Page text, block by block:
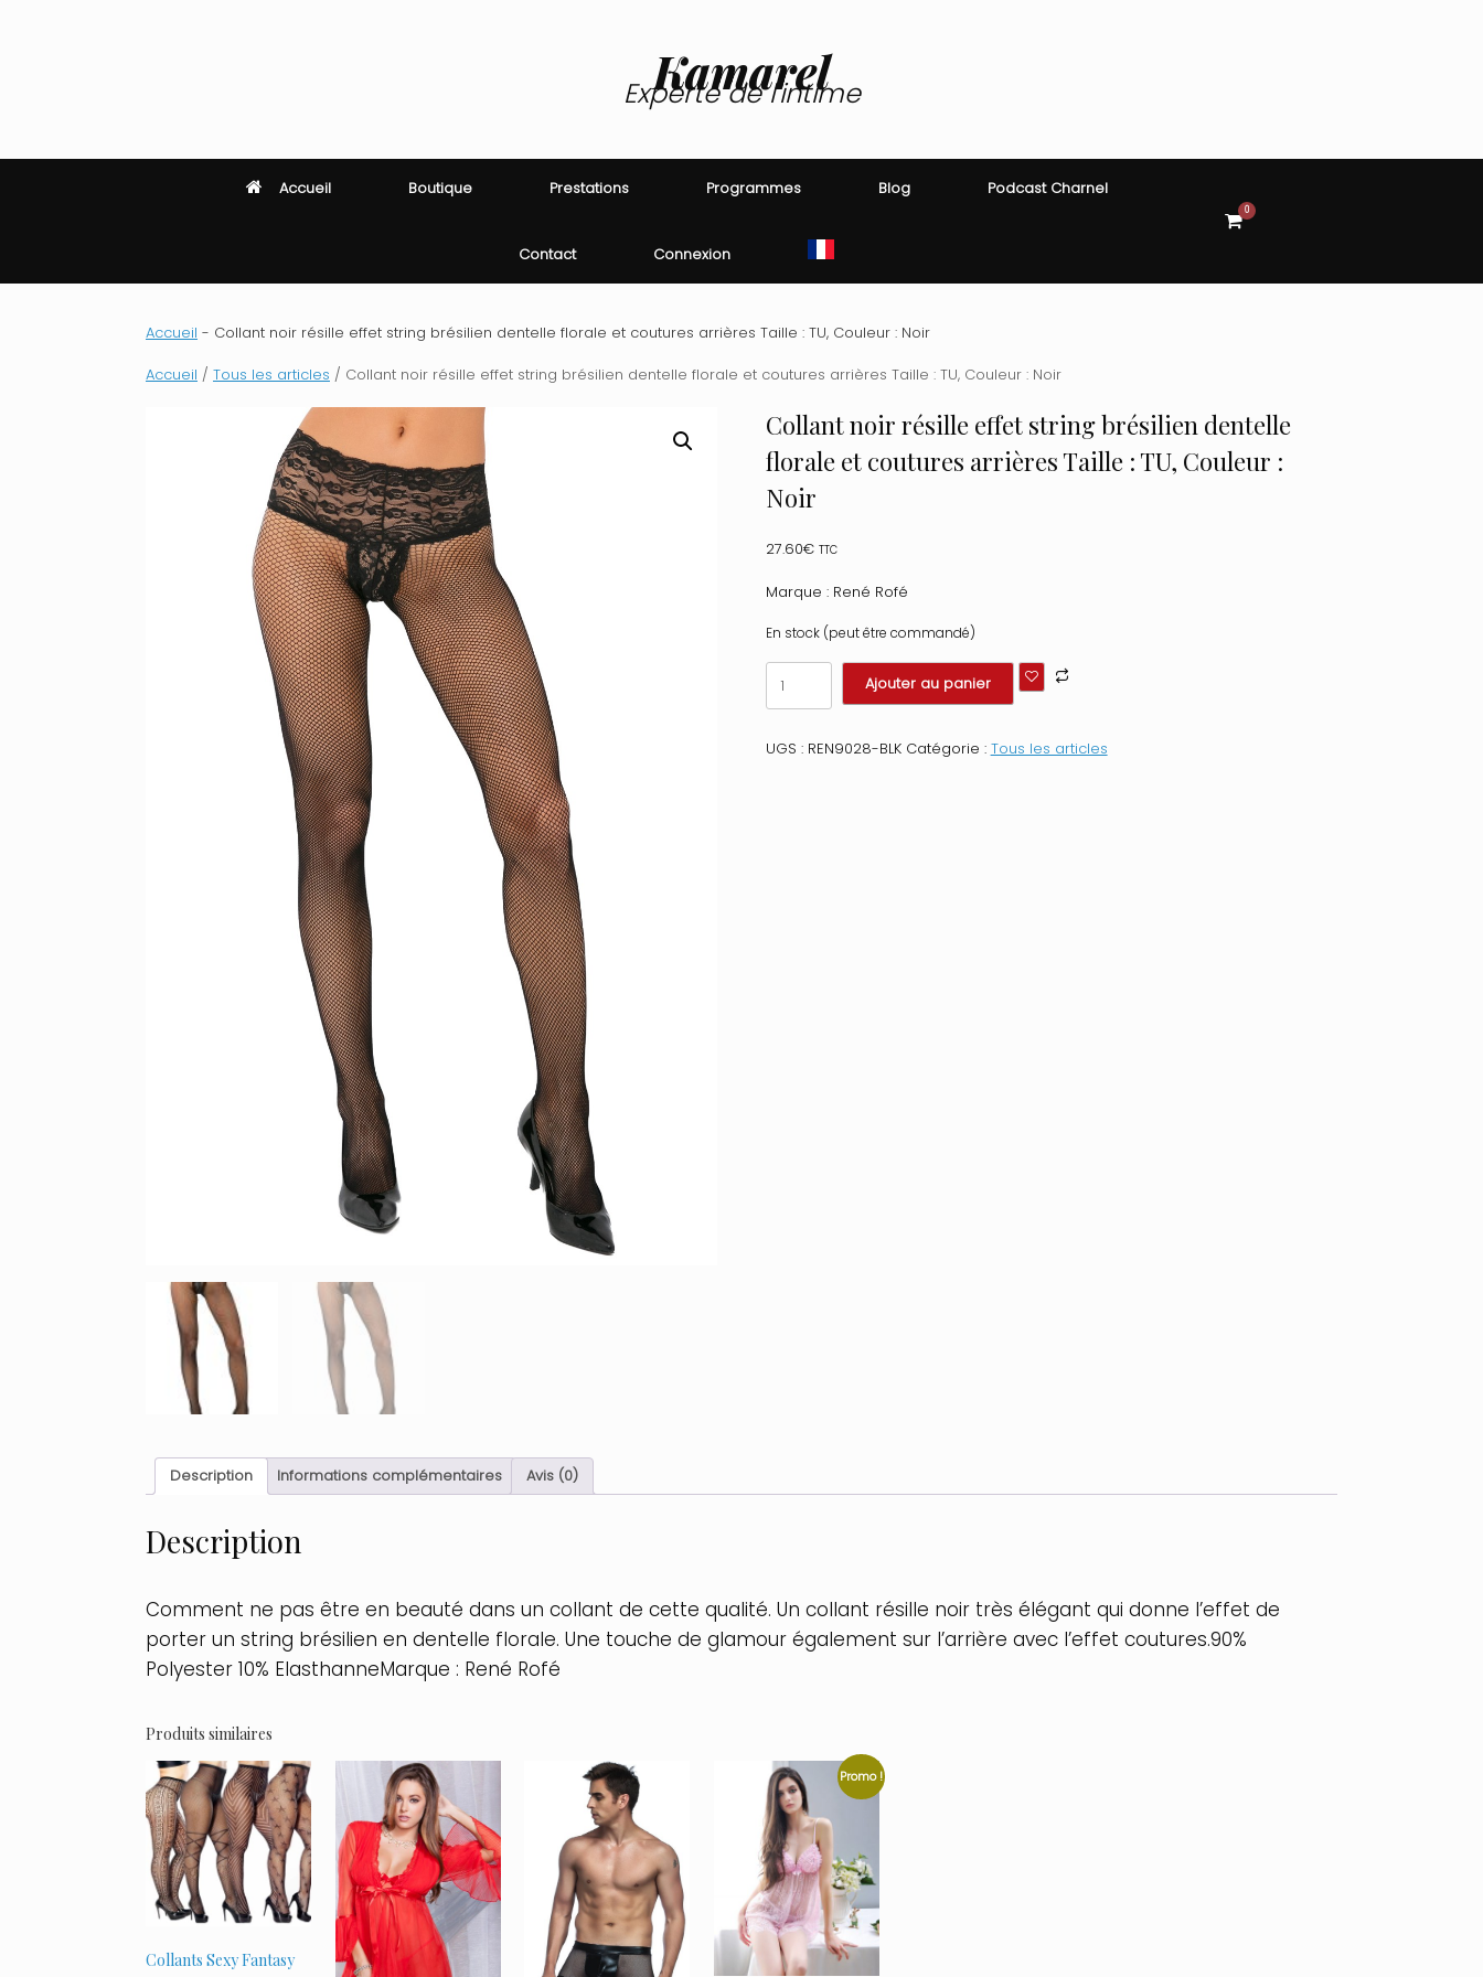
Kamarel
Experte de l'intime
Accueil Boutique Prestations Programmes Blog Podcast Charnel
Contact Connexion
View
shopping
0
Accueil - Collant noir résille effet string brésilien dentelle florale et coutures arrières Taille : TU, Couleur : Noir
Accueil / Tous les articles / Collant noir résille effet string brésilien dentelle florale et coutures arrières Taille : TU, Couleur : Noir
Collant noir résille effet string brésilien dentelle
florale et coutures arrières Taille : TU, Couleur :
Noir
27.60€ TTC
Marque : René Rofé
En stock (peut être commandé)
quantité
de
Collant
résille
Ajouter au panier
UGS : REN9028-BLK Catégorie : Tous les articles
Description Informations complémentaires Avis (0)
Description
Comment ne pas être en beauté dans un collant de cette qualité. Un collant résille noir très élégant qui donne l’effet de
porter un string brésilien en dentelle florale. Une touche de glamour également sur l’arrière avec l’effet coutures.90%
Polyester 10% ElasthanneMarque : René Rofé
Produits similaires
Collants Sexy Fantasy
Promo !